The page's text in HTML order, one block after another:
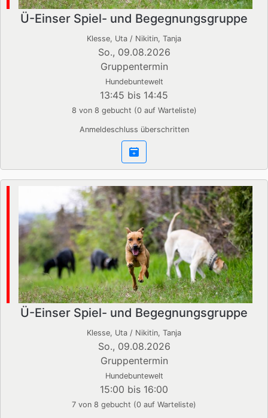
Ü-Einser Spiel- und Begegnungsgruppe
Klesse, Uta / Nikitin, Tanja
So., 09.08.2026
Gruppentermin
Hundebuntewelt
13:45 bis 14:45
8 von 8 gebucht (0 auf Warteliste)
Anmeldeschluss überschritten
Ü-Einser Spiel- und Begegnungsgruppe
Klesse, Uta / Nikitin, Tanja
So., 09.08.2026
Gruppentermin
Hundebuntewelt
15:00 bis 16:00
7 von 8 gebucht (0 auf Warteliste)